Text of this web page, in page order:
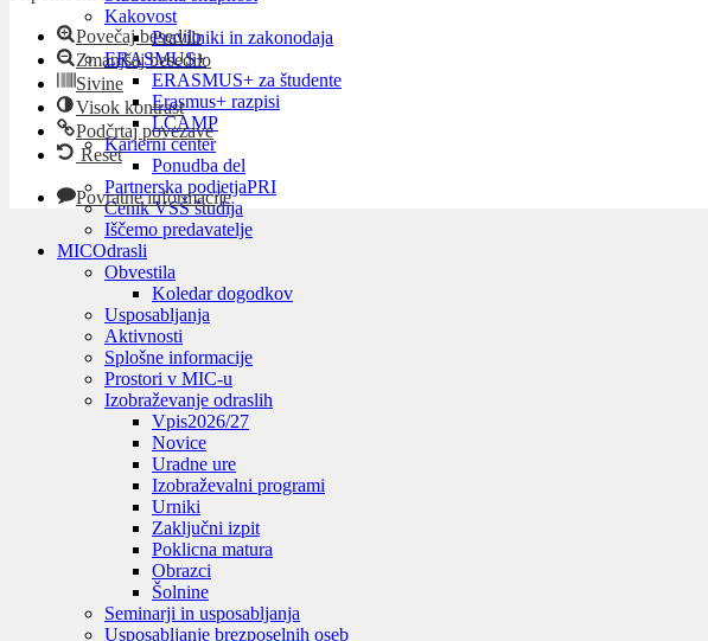
Kakovost
Pravilniki in zakonodaja
ERASMUS+
ERASMUS+ za študente
Erasmus+ razpisi
LCAMP
Karierni center
Ponudba del
Partnerska podjetjaPRI
Cenik VSŠ študija
Iščemo predavatelje
MICOdrasli
Obvestila
Koledar dogodkov
Usposabljanja
Aktivnosti
Splošne informacije
Prostori v MIC-u
Izobraževanje odraslih
Vpis2026/27
Novice
Uradne ure
Izobraževalni programi
Urniki
Zaključni izpit
Poklicna matura
Obrazci
Šolnine
Seminarji in usposabljanja
Usposabljanje brezposelnih oseb
Povečaj besedilo
Zmanjšaj besedilo
Sivine
Visok kontrast
Podčrtaj povezave
Reset
Povratne informacije